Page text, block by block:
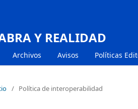
Y REALIDAD
Archivos Avisos Políticas
/ Política de interoperabilidad